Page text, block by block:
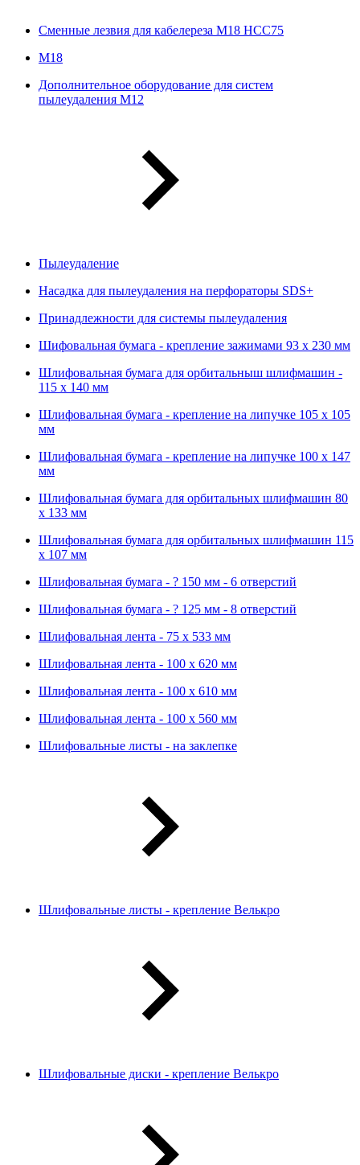
Сменные лезвия для кабелереза M18 HCC75
М18
Дополнительное оборудование для систем
пылеудаления М12
Пылеудаление
Насадка для пылеудаления на перфораторы SDS+
Принадлежности для системы пылеудаления
Шифовальная бумага - крепление зажимами 93 х 230 мм
Шлифовальная бумага для орбитальныш шлифмашин -
115 х 140 мм
Шлифовальная бумага - крепление на липучке 105 х 105
мм
Шлифовальная бумага - крепление на липучке 100 х 147
мм
Шлифовальная бумага для орбитальных шлифмашин 80
х 133 мм
Шлифовальная бумага для орбитальных шлифмашин 115
х 107 мм
Шлифовальная бумага - ? 150 мм - 6 отверстий
Шлифовальная бумага - ? 125 мм - 8 отверстий
Шлифовальная лента - 75 х 533 мм
Шлифовальная лента - 100 х 620 мм
Шлифовальная лента - 100 х 610 мм
Шлифовальная лента - 100 х 560 мм
Шлифовальные листы - на заклепке
Шлифовальные листы - крепление Велькро
Шлифовальные диски - крепление Велькро